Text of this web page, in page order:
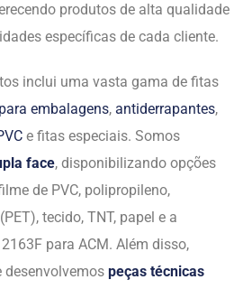
produtos de alta qualidade
específicas de cada cliente.
inclui uma vasta gama de fitas
embalagens, antiderrapantes,
e fitas especiais. Somos
face, disponibilizando opções
de PVC, polipropileno,
tecido, TNT, papel e a
para ACM. Além disso,
desenvolvemos peças técnicas